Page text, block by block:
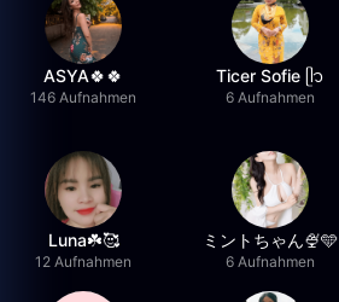
ASYA🍀🍀
146 Aufnahmen
Ticer Sofie ᥫ᭡
6 Aufnahmen
Luna☘️🥰
12 Aufnahmen
ミントちゃん🍨🩵
6 Aufnahmen